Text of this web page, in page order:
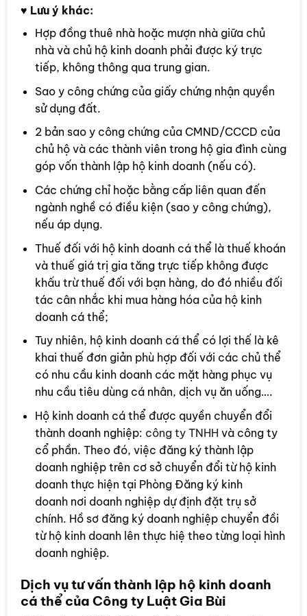
♥ Lưu ý khác:
Hợp đồng thuê nhà hoặc mượn nhà giữa chủ
nhà và chủ hộ kinh doanh phải được ký trực
tiếp, không thông qua trung gian.
Sao y công chứng của giấy chứng nhận quyền
sử dụng đất.
2 bản sao y công chứng của CMND/CCCD của
chủ hộ và các thành viên trong hộ gia đình cùng
góp vốn thành lập hộ kinh doanh (nếu có).
Các chứng chỉ hoặc bằng cấp liên quan đến
ngành nghề có điều kiện (sao y công chứng),
nếu áp dụng.
Thuế đối với hộ kinh doanh cá thể là thuế khoán
và thuế giá trị gia tăng trực tiếp không được
khấu trừ thuế đối với bạn hàng, do đó nhiều đối
tác cân nhắc khi mua hàng hóa của hộ kinh
doanh cá thể;
Tuy nhiên, hộ kinh doanh cá thể có lợi thế là kê
khai thuế đơn giản phù hợp đối với các chủ thể
có nhu cầu kinh doanh các mặt hàng phục vụ
nhu cầu tiêu dùng cá nhân, dịch vụ ăn uống….
Hộ kinh doanh cá thể được quyền chuyển đổi
thành doanh nghiệp: công ty TNHH và công ty
cổ phần. Theo đó, việc đăng ký thành lập
doanh nghiệp trên cơ sở chuyển đổi từ hộ kinh
doanh thực hiện tại Phòng Đăng ký kinh
doanh nơi doanh nghiệp dự định đặt trụ sở
chính. Hồ sơ đăng ký doanh nghiệp chuyển đồi
từ hộ kinh doanh lên thực hiệ theo từng loại hình
doanh nghiệp.
Dịch vụ tư vấn thành lập hộ kinh doanh
cá thể của Công ty Luật Gia Bùi